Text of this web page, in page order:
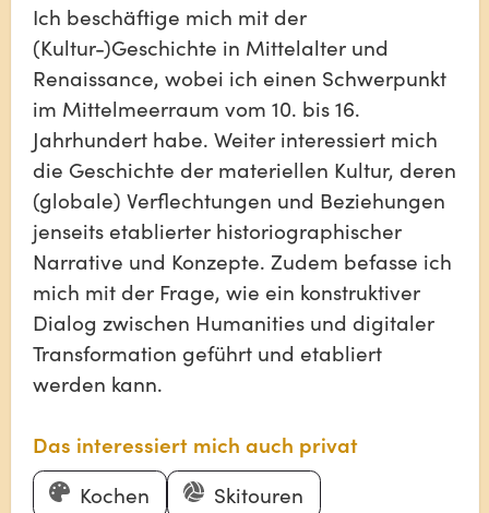
Ich beschäftige mich mit der
(Kultur-)Geschichte in Mittelalter und
Renaissance, wobei ich einen Schwerpunkt
im Mittelmeerraum vom 10. bis 16.
Jahrhundert habe. Weiter interessiert mich
die Geschichte der materiellen Kultur, deren
(globale) Verflechtungen und Beziehungen
jenseits etablierter historiographischer
Narrative und Konzepte. Zudem befasse ich
mich mit der Frage, wie ein konstruktiver
Dialog zwischen Humanities und digitaler
Transformation geführt und etabliert
werden kann.
Das interessiert mich auch privat
Kochen
Skitouren